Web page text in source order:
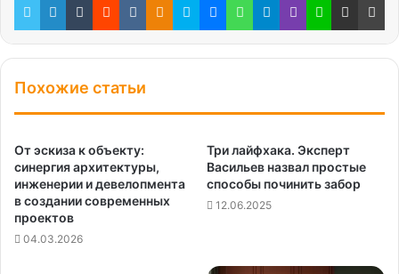
Похожие статьи
От эскиза к объекту:
синергия архитектуры,
инженерии и девелопмента
в создании современных
проектов
04.03.2026
Три лайфхака. Эксперт
Васильев назвал простые
способы починить забор
12.06.2025